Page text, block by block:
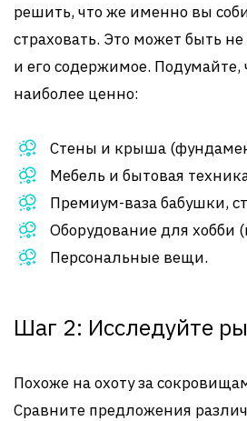
решить, что же именно вы
страховать. Это может быть
и его содержимое. Подумайте,
наиболее ценно:
Стены и крыша
Мебель и бытовая
Премиум-ваза бабушки,
Оборудование для хобби
Персональные вещи.
Шаг 2: Исследуйте
Похоже на охоту за
Сравните предложения